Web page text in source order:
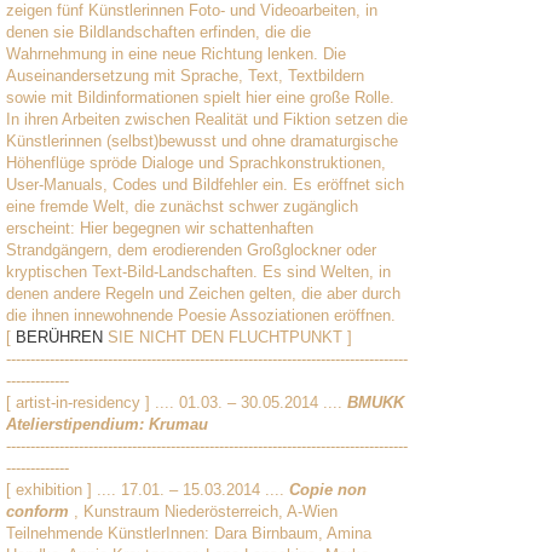
zeigen fünf Künstlerinnen Foto- und Videoarbeiten, in
denen sie Bildlandschaften erfinden, die die
Wahrnehmung in eine neue Richtung lenken. Die
Auseinandersetzung mit Sprache, Text, Textbildern
sowie mit Bildinformationen spielt hier eine große Rolle.
In ihren Arbeiten zwischen Realität und Fiktion setzen die
Künstlerinnen (selbst)bewusst und ohne dramaturgische
Höhenflüge spröde Dialoge und Sprachkonstruktionen,
User-Manuals, Codes und Bildfehler ein. Es eröffnet sich
eine fremde Welt, die zunächst schwer zugänglich
erscheint: Hier begegnen wir schattenhaften
Strandgängern, dem erodierenden Großglockner oder
kryptischen Text-Bild-Landschaften. Es sind Welten, in
denen andere Regeln und Zeichen gelten, die aber durch
die ihnen innewohnende Poesie Assoziationen eröffnen.
[ BERÜHREN SIE NICHT DEN FLUCHTPUNKT ]
-----------------------------------------------------------------------------------
-------------
[ artist-in-residency ] .... 01.03. – 30.05.2014 .... BMUKK
Atelierstipendium: Krumau
-----------------------------------------------------------------------------------
-------------
[ exhibition ] .... 17.01. – 15.03.2014 .... Copie non
conform , Kunstraum Niederösterreich, A-Wien
Teilnehmende KünstlerInnen: Dara Birnbaum, Amina